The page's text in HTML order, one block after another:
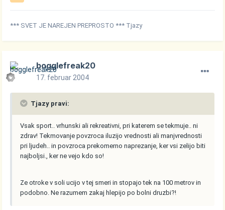
*** SVET JE NAREJEN PREPROSTO *** Tjazy
bogglefreak20
17. februar 2004
Tjazy pravi:
Vsak sport.. vrhunski ali rekreativni, pri katerem se tekmuje.. ni
zdrav! Tekmovanje povzroca iluzijo vrednosti ali manjvrednosti
pri ljudeh.. in povzroca prekomerno naprezanje, ker vsi zelijo biti
najboljsi., ker ne vejo kdo so!
Ze otroke v soli ucijo v tej smeri in stopajo tek na 100 metrov in
podobno. Ne razumem zakaj hlepijo po bolni druzbi?!